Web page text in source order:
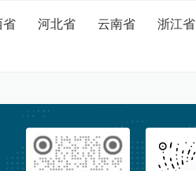
省 河北省 云南省 浙江省